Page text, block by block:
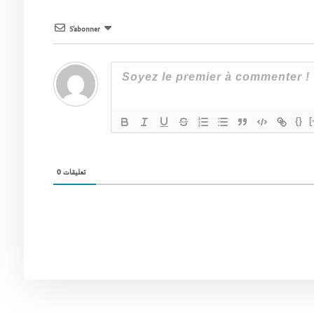
S’abonner
{}
0تعليقات